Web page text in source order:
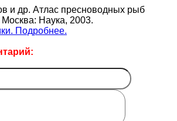
и др. Атлас пресноводных рыб
Наука, 2003.
Подробнее.